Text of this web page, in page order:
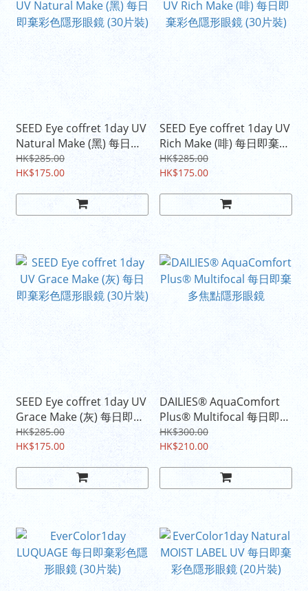
SEED Eye coffret 1day UV
Natural Make (黑) 每日即
棄彩色隱形眼鏡 (30片裝)
HK$285.00
HK$175.00
SEED Eye coffret 1day UV
Rich Make (啡) 每日即棄彩
色隱形眼鏡 (30片裝)
HK$285.00
HK$175.00
SEED Eye coffret 1day UV
Grace Make (灰) 每日即棄
彩色隱形眼鏡 (30片裝)
HK$285.00
HK$175.00
DAILIES® AquaComfort
Plus® Multifocal 每日即棄
多焦點隱形眼鏡
HK$300.00
HK$210.00